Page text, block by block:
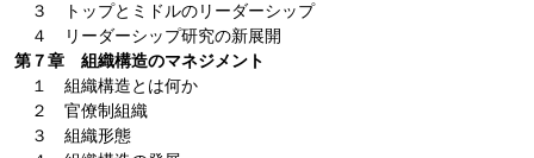
３ トップとミドルのリーダーシップ
４ リーダーシップ研究の新展開
第７章 組織構造のマネジメント
１ 組織構造とは何か
２ 官僚制組織
３ 組織形態